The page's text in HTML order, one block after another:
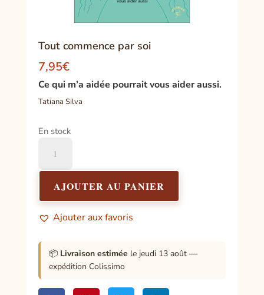
Tout commence par soi
7,95€
Ce qui m’a aidée pourrait vous aider aussi.
Tatiana Silva
En stock
Tout
commence
soi
AJOUTER AU PANIER
Ajouter aux favoris
📦 Livraison estimée le jeudi 13 août —
expédition Colissimo